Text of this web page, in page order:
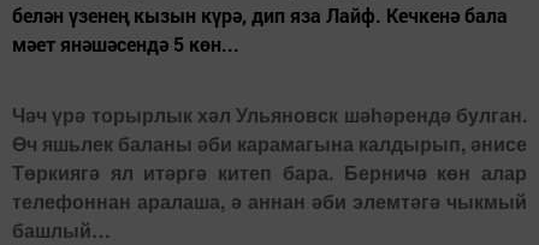
белән үзенең кызын күрә, дип яза Лайф. Кечкенә бала
мәет янәшәсендә 5 көн...
Чәч үрә торырлык хәл Ульяновск шәһәрендә булган.
Өч яшьлек баланы әби карамагына калдырып, әнисе
Төркиягә ял итәргә китеп бара. Берничә көн алар
телефоннан аралаша, ә аннан әби элемтәгә чыкмый
башлый…